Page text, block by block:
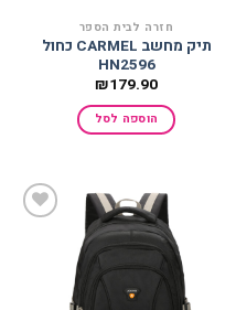
חזרה לבית הספר
תיק מחשב CARMEL כחול
HN2596
₪179.90
הוספה לסל